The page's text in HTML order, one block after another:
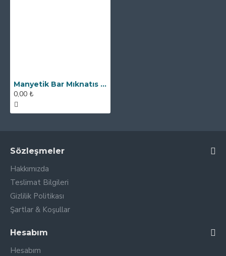
Manyetik Bar Mıknatıs - 25x150 mm - Bombe Kafalı
0,00 ₺
Sözleşmeler
Hakkımızda
Teslimat Bilgileri
Gizlilik Politikası
Şartlar & Koşullar
Hesabım
Hesabım